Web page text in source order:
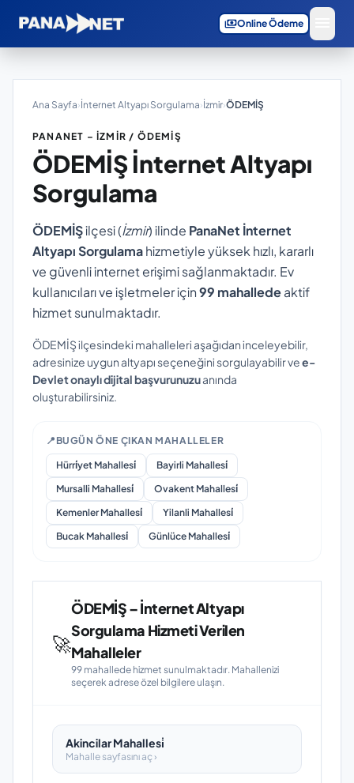
paymentsOnline Ödeme
Ana Sayfa›İnternet Altyapı Sorgulama›İzmir›ÖDEMİŞ
PANANET – İZMIR / ÖDEMİŞ
ÖDEMİŞ İnternet Altyapı
Sorgulama
ÖDEMİŞilçesi (İzmir) ilinde PanaNet İnternet
Altyapı Sorgulamahizmetiyle yüksek hızlı, kararlı
ve güvenli internet erişimi sağlanmaktadır. Ev
kullanıcıları ve işletmeler için99 mahalledeaktif
hizmet sunulmaktadır.
ÖDEMİŞ ilçesindeki mahalleleri aşağıdan inceleyebilir,
adresinize uygun altyapı seçeneğini sorgulayabilir vee-
Devlet onaylı dijital başvurunuzuanında
oluşturabilirsiniz.
📍 BUGÜN ÖNE ÇIKAN MAHALLELER
Hürri̇yet Mahallesi̇
Bayirli Mahallesi̇
Mursalli Mahallesi̇
Ovakent Mahallesi̇
Kemenler Mahallesi̇
Yilanli Mahallesi̇
Bucak Mahallesi̇
Günlüce Mahallesi̇
🚀
ÖDEMİŞ – İnternet Altyapı
Sorgulama Hizmeti Verilen
Mahalleler
99 mahallede hizmet sunulmaktadır. Mahallenizi
seçerek adrese özel bilgilere ulaşın.
Akincilar Mahallesi̇
Mahalle sayfasını aç ›